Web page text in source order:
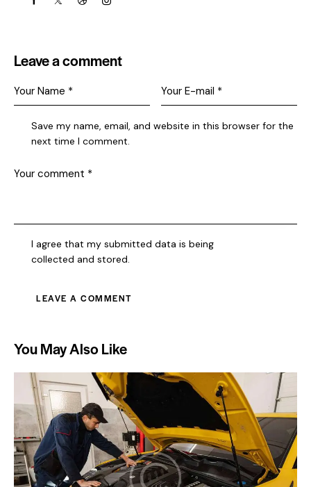
Leave a comment
Save my name, email, and website in this browser for the
next time I comment.
I agree that my submitted data is being
collected and stored.
You May Also Like